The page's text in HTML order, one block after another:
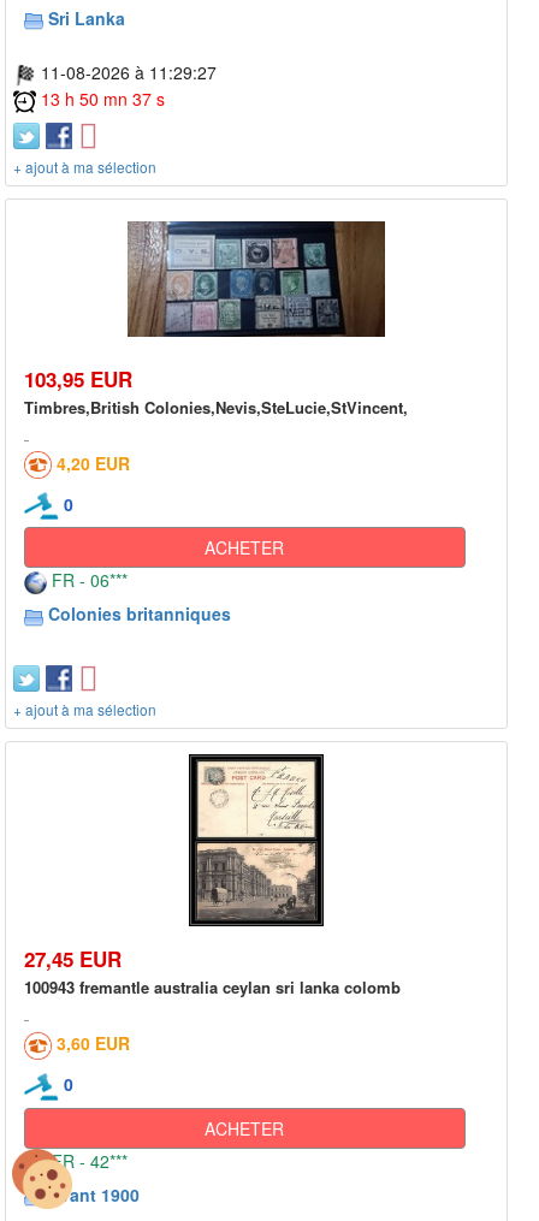
Sri Lanka
11-08-2026 à 11:29:27
13 h 50 mn 37 s
+ ajout à ma sélection
103,95 EUR
Timbres,British Colonies,Nevis,SteLucie,StVincent,
4,20 EUR
0
ACHETER
FR - 06***
Colonies britanniques
+ ajout à ma sélection
27,45 EUR
100943 fremantle australia ceylan sri lanka colomb
3,60 EUR
0
ACHETER
FR - 42***
Avant 1900